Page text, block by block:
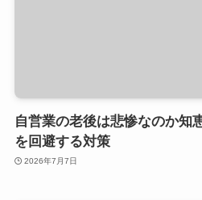
自営業の老後は悲惨なのか知
を回避する対策
2026年7月7日